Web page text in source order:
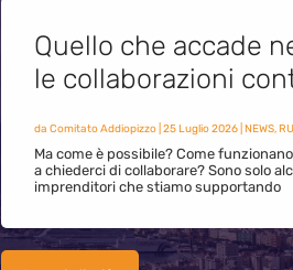
Quello che accade
le collaborazioni
da Comitato Addiopizzo| 25 Luglio 2026| NEWS,
Ma come è possibile? Come
a chiederci di collaborare? Sono solo
imprenditori che stiamo supportando